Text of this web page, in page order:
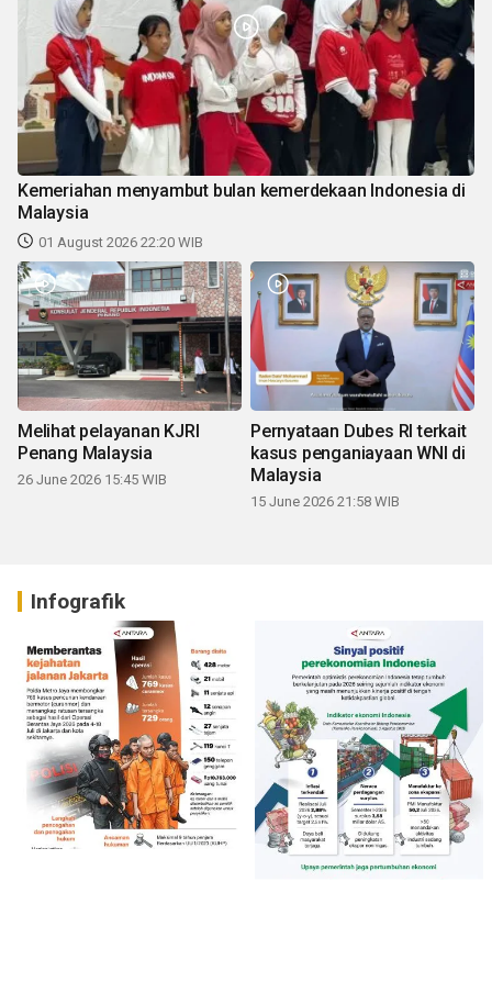
Kemeriahan menyambut bulan kemerdekaan Indonesia di
Malaysia
01 August 2026 22:20 WIB
Melihat pelayanan KJRI
Penang Malaysia
26 June 2026 15:45 WIB
Pernyataan Dubes RI terkait
kasus penganiayaan WNI di
Malaysia
15 June 2026 21:58 WIB
Infografik